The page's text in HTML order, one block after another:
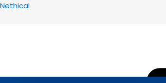
Nethical